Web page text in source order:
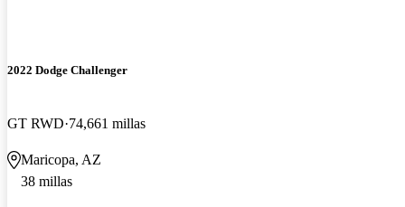
2022 Dodge Challenger
GT RWD 74,661 millas
Maricopa, AZ
38 millas